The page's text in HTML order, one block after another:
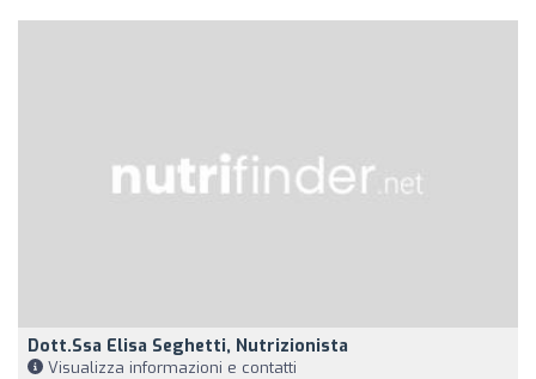
Dott.ssa Elisa Seghetti, Nutrizionista
Visualizza informazioni e contatti